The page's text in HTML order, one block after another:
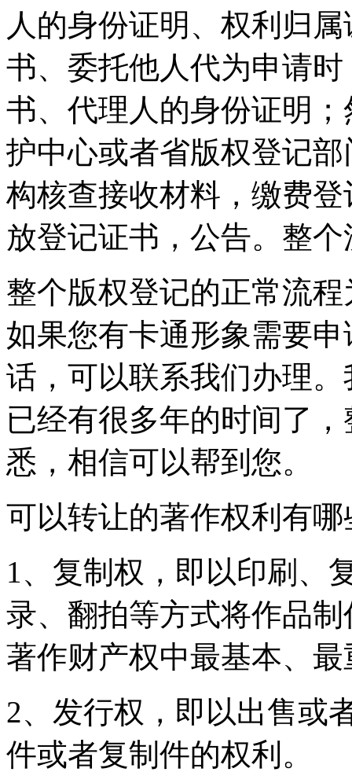
人的身份证明、权利归
书、委托他人代为申请
书、代理人的身份证明
护中心或者省版权登记
构核查接收材料，缴费
放登记证书，公告。整
整个版权登记的正常流
如果您有卡通形象需要
话，可以联系我们办理
已经有很多年的时间了
悉，相信可以帮到您。
可以转让的著作权利有哪
1、复制权，即以印刷、
录、翻拍等方式将作品
著作财产权中最基本、
2、发行权，即以出售或
件或者复制件的权利。